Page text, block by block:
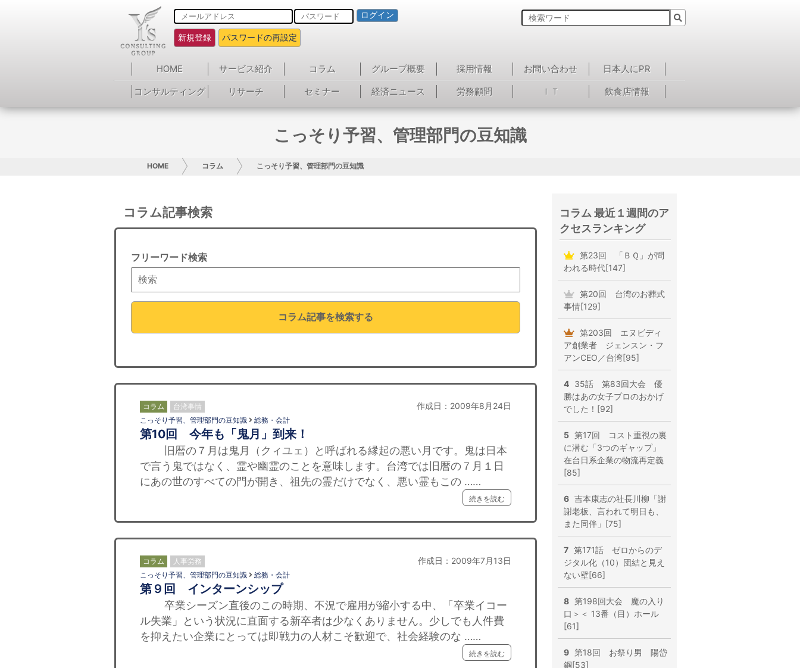
ログイン
新規登録 パスワードの再設定
HOME サービス紹介 コラム グループ概要 採用情報 お問い合わせ
日本人にPR
コンサルティング
リサーチ セミナー 経済ニュース 労務顧問 ＩＴ 飲食店情報
こっそり予習、管理部門の豆知識
HOME コラム こっそり予習、管理部門の豆知識
コラム記事検索
フリーワード検索
コラム記事を検索する
コラム 台湾事情 作成日：2009年8月24日
こっそり予習、管理部門の豆知識 総務・会計
第10回 今年も「鬼月」到来！
旧暦の７月は鬼月（クィユェ）と呼ばれる縁起の悪い月です。鬼は日本
で言う鬼ではなく、霊や幽霊のことを意味します。台湾では旧暦の７月１日
にあの世のすべての門が開き、祖先の霊だけでなく、悪い霊もこの ……
続きを読む
コラム 人事労務 作成日：2009年7月13日
こっそり予習、管理部門の豆知識 総務・会計
第９回 インターンシップ
卒業シーズン直後のこの時期、不況で雇用が縮小する中、「卒業イコー
ル失業」という状況に直面する新卒者は少なくありません。少しでも人件費
を抑えたい企業にとっては即戦力の人材こそ歓迎で、社会経験のな ……
続きを読む
コラム 最近１週間のア
クセスランキング
第23回 「ＢＱ」が問
われる時代[147]
第20回 台湾のお葬式
事情[129]
第203回 エヌビディ
ア創業者 ジェンスン・フ
アンCEO／台湾[95]
4 35話 第83回大会 優
勝はあの女子プロのおかげ
でした！[92]
5 第17回 コスト重視の裏
に潜む「3つのギャップ」
在台日系企業の物流再定義
[85]
6 吉本康志の社長川柳「謝
謝老板、言われて明日も、
また同伴」[75]
7 第171話 ゼロからのデ
ジタル化（10）団結と見え
ない壁[66]
8 第198回大会 魔の入り
口＞＜ 13番（目）ホール
[61]
9 第18回 お祭り男 陽岱
鋼[53]